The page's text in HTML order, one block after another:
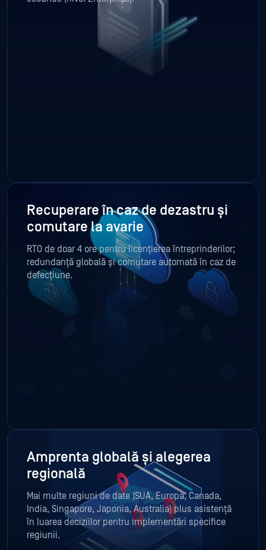
Recuperare în caz de dezastru și
comutare la avarie
RTO de doar 4 ore pentru licențierea întreprinderilor;
redundanță globală și comutare automată în caz de
defecțiune.
Amprenta globală și alegerea
regională
Mai multe regiuni de date (SUA, Europa, Canada,
India, Singapore, Japonia, Australia) plus asistență
în luarea deciziilor pentru implementări specifice
regiunii.